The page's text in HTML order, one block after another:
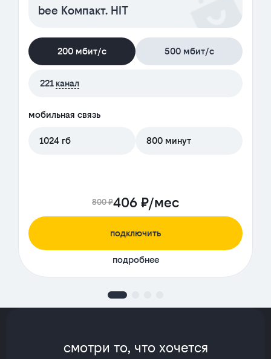
bee Компакт. HIT
200 мбит/с 500 мбит/с
221 канал
мобильная связь
1024 гб 800 минут
800 ₽406 ₽/мес
подключить
подробнее
смотри то, что хочется